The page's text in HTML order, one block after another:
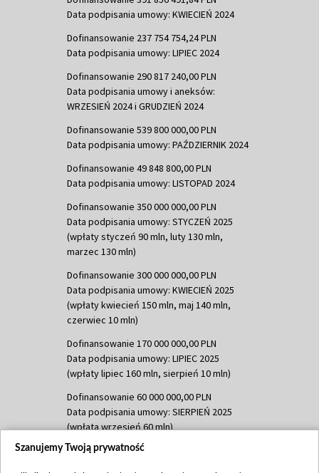
Data podpisania umowy: KWIECIEŃ 2024
Dofinansowanie 237 754 754,24 PLN
Data podpisania umowy: LIPIEC 2024
Dofinansowanie 290 817 240,00 PLN
Data podpisania umowy i aneksów:
WRZESIEŃ 2024 i GRUDZIEŃ 2024
Dofinansowanie 539 800 000,00 PLN
Data podpisania umowy: PAŹDZIERNIK 2024
Dofinansowanie 49 848 800,00 PLN
Data podpisania umowy: LISTOPAD 2024
Dofinansowanie 350 000 000,00 PLN
Data podpisania umowy: STYCZEŃ 2025
(wpłaty styczeń 90 mln, luty 130 mln,
marzec 130 mln)
Dofinansowanie 300 000 000,00 PLN
Data podpisania umowy: KWIECIEŃ 2025
(wpłaty kwiecień 150 mln, maj 140 mln,
czerwiec 10 mln)
Dofinansowanie 170 000 000,00 PLN
Data podpisania umowy: LIPIEC 2025
(wpłaty lipiec 160 mln, sierpień 10 mln)
Dofinansowanie 60 000 000,00 PLN
Data podpisania umowy: SIERPIEŃ 2025
(wpłata wrzesień 60 mln)
Dofinansowanie 635 783 051,21 PLN
Szanujemy Twoją prywatność